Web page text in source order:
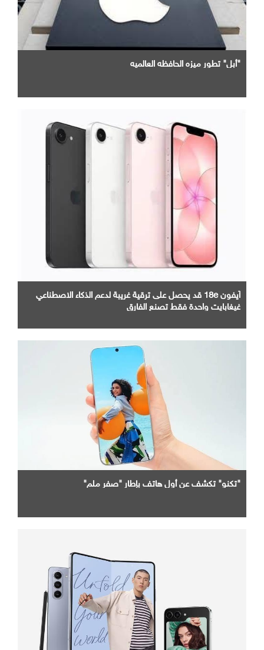
"أبل" تطور ميزه الحافظه العالميه
آيفون 18e قد يحصل على ترقية غريبة لدعم الذكاء الاصطناعي
غيغابايت واحدة فقط تصنع الفارق
"تكنو" تكشف عن أول هاتف بإطار "صفر ملم"